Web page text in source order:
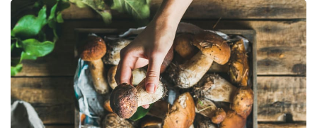
Zahrada
Design
Sledujte prima+